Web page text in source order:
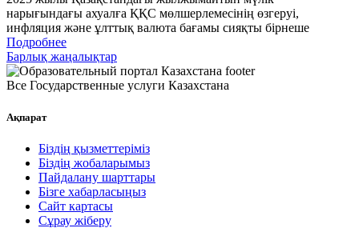
нарығындағы ахуалға ҚҚС мөлшерлемесінің өзгеруі,
инфляция және ұлттық валюта бағамы сияқты бірнеше
Подробнее
Барлық жаңалықтар
Все Государственные услуги Казахстана
Ақпарат
Біздің қызметтеріміз
Біздің жобаларымыз
Пайдалану шарттары
Бізге хабарласыңыз
Сайт картасы
Сұрау жіберу